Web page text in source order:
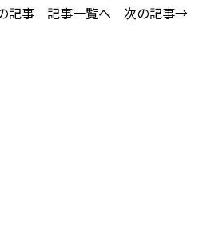
記事 記事一覧へ 次の記事→